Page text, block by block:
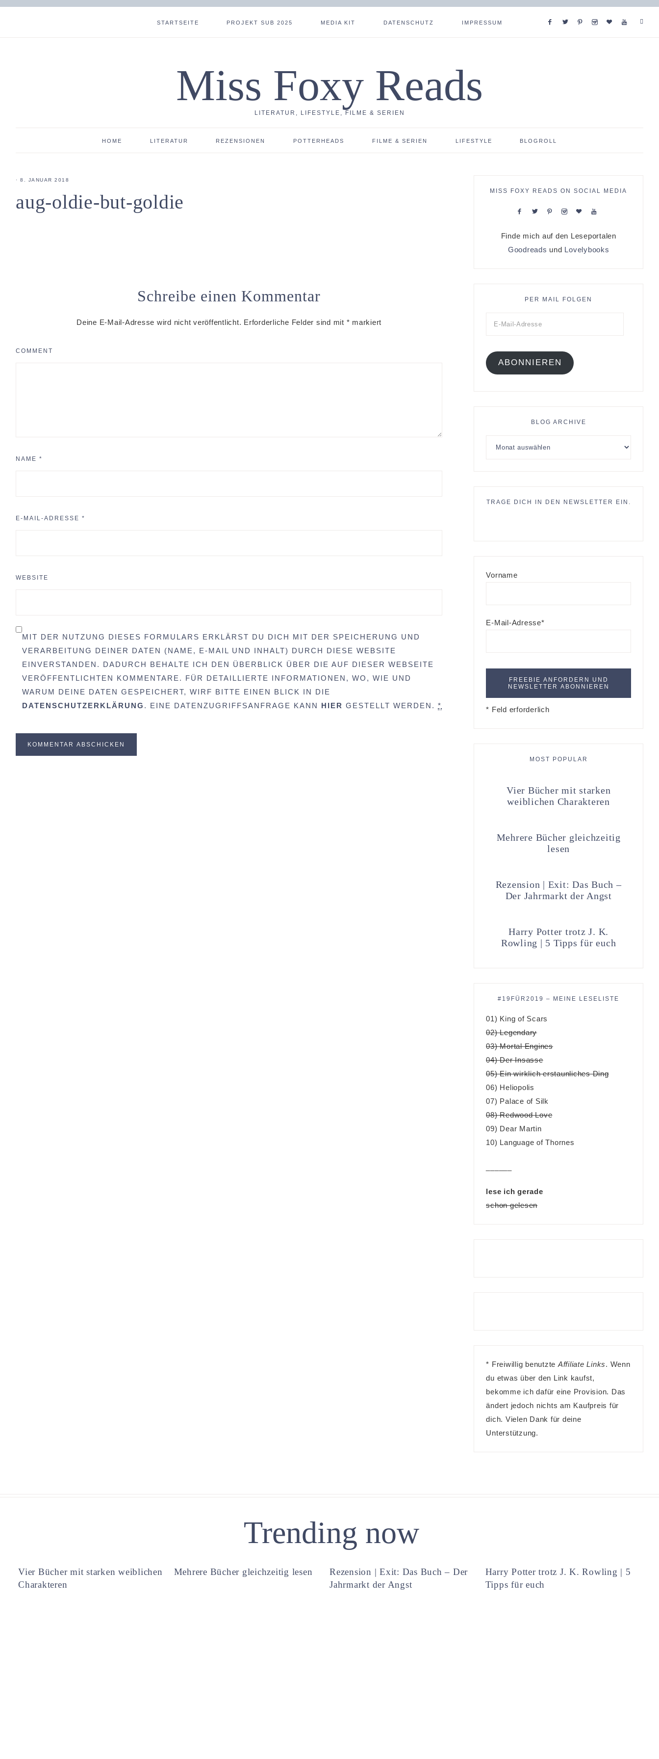
STARTSEITE PROJEKT SUB 2025 MEDIA KIT DATENSCHUTZ IMPRESSUM
Miss Foxy Reads
LITERATUR, LIFESTYLE, FILME & SERIEN
HOME LITERATUR REZENSIONEN POTTERHEADS FILME & SERIEN LIFESTYLE BLOGROLL
· 8. JANUAR 2018
aug-oldie-but-goldie
Schreibe einen Kommentar
Deine E-Mail-Adresse wird nicht veröffentlicht. Erforderliche Felder sind mit * markiert
COMMENT
NAME *
E-MAIL-ADRESSE *
WEBSITE
MIT DER NUTZUNG DIESES FORMULARS ERKLÄRST DU DICH MIT DER SPEICHERUNG UND
VERARBEITUNG DEINER DATEN (NAME, E-MAIL UND INHALT) DURCH DIESE WEBSITE
EINVERSTANDEN. DADURCH BEHALTE ICH DEN ÜBERBLICK ÜBER DIE AUF DIESER WEBSEITE
VERÖFFENTLICHTEN KOMMENTARE. FÜR DETAILLIERTE INFORMATIONEN, WO, WIE UND
WARUM DEINE DATEN GESPEICHERT, WIRF BITTE EINEN BLICK IN DIE
DATENSCHUTZERKLÄRUNG . EINE DATENZUGRIFFSANFRAGE KANN HIER GESTELLT WERDEN. *
MISS FOXY READS ON SOCIAL MEDIA
Finde mich auf den Leseportalen
Goodreads und Lovelybooks
PER MAIL FOLGEN
ABONNIEREN
BLOG ARCHIVE
TRAGE DICH IN DEN NEWSLETTER EIN.
Vorname
E-Mail-Adresse*
* Feld erforderlich
MOST POPULAR
Vier Bücher mit starken
weiblichen Charakteren
Mehrere Bücher gleichzeitig
lesen
Rezension | Exit: Das Buch –
Der Jahrmarkt der Angst
Harry Potter trotz J. K.
Rowling | 5 Tipps für euch
#19FÜR2019 – MEINE LESELISTE
01) King of Scars
02) Legendary
03) Mortal Engines
04) Der Insasse
05) Ein wirklich erstaunliches Ding
06) Heliopolis
07) Palace of Silk
08) Redwood Love
09) Dear Martin
10) Language of Thornes
lese ich gerade
schon gelesen
* Freiwillig benutzte Affiliate Links. Wenn
du etwas über den Link kaufst,
bekomme ich dafür eine Provision. Das
ändert jedoch nichts am Kaufpreis für
dich. Vielen Dank für deine
Unterstützung.
Trending now
Vier Bücher mit starken weiblichen
Charakteren
Mehrere Bücher gleichzeitig lesen
Rezension | Exit: Das Buch – Der
Jahrmarkt der Angst
Harry Potter trotz J. K. Rowling | 5
Tipps für euch